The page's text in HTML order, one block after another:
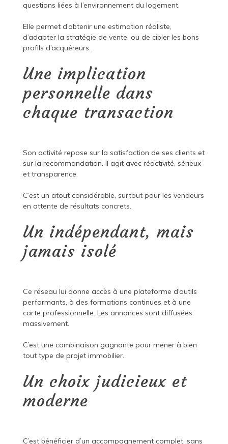
questions liées à l’environnement du logement.
Elle permet d’obtenir une estimation réaliste,
d’adapter la stratégie de vente, ou de cibler les bons
profils d’acquéreurs.
Une implication
personnelle dans
chaque transaction
Son activité repose sur la satisfaction de ses clients et
sur la recommandation. Il agit avec réactivité, sérieux
et transparence.
C’est un atout considérable, surtout pour les vendeurs
en attente de résultats concrets.
Un indépendant, mais
jamais isolé
Ce réseau lui donne accès à une plateforme d’outils
performants, à des formations continues et à une
carte professionnelle. Les annonces sont diffusées
massivement.
C’est une combinaison gagnante pour mener à bien
tout type de projet immobilier.
Un choix judicieux et
moderne
C’est bénéficier d’un accompagnement complet, sans